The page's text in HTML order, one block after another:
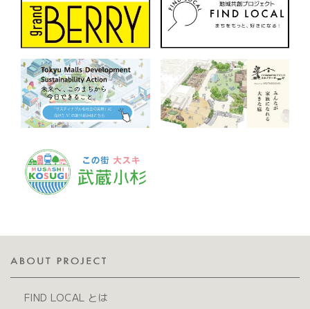
FIND LOCAL とは